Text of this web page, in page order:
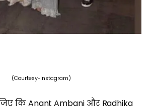
(Courtesy-Instagram)
कि Anant Ambani और Radhika